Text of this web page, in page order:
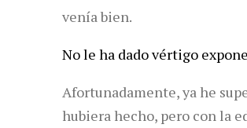
venía bien.
No le ha dado vértigo
Afortunadamente, ya he
hubiera hecho, pero con la